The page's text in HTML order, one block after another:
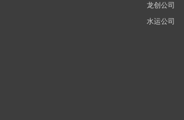
龙创公司
水运公司